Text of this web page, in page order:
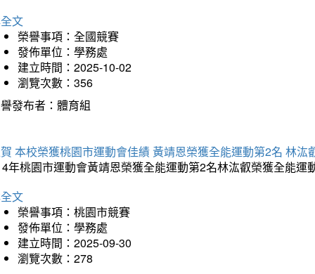
文
榮譽事項：全國競賽
發佈單位：學務處
建立時間：2025-10-02
瀏覽次數：356
發布者：體育組
本校榮獲桃園市運動會佳績 黃靖恩榮獲全能運動第2名 林汯
年桃園市運動會黃靖恩榮獲全能運動第2名林汯叡榮獲全能運
文
榮譽事項：桃園市競賽
發佈單位：學務處
建立時間：2025-09-30
瀏覽次數：278